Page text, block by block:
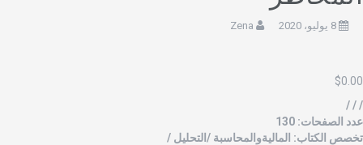
8 يوليو، 2020 Zena
$
/ /
الصفحات: 130
الكتاب: الماليةوالمحاسبة /التحليل /